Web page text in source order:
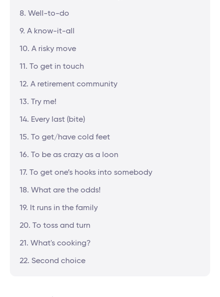
8. Well-to-do
9. A know-it-all
10. A risky move
11. To get in touch
12. A retirement community
13. Try me!
14. Every last (bite)
15. To get/have cold feet
16. To be as crazy as a loon
17. To get one’s hooks into somebody
18. What are the odds!
19. It runs in the family
20. To toss and turn
21. What's cooking?
22. Second choice